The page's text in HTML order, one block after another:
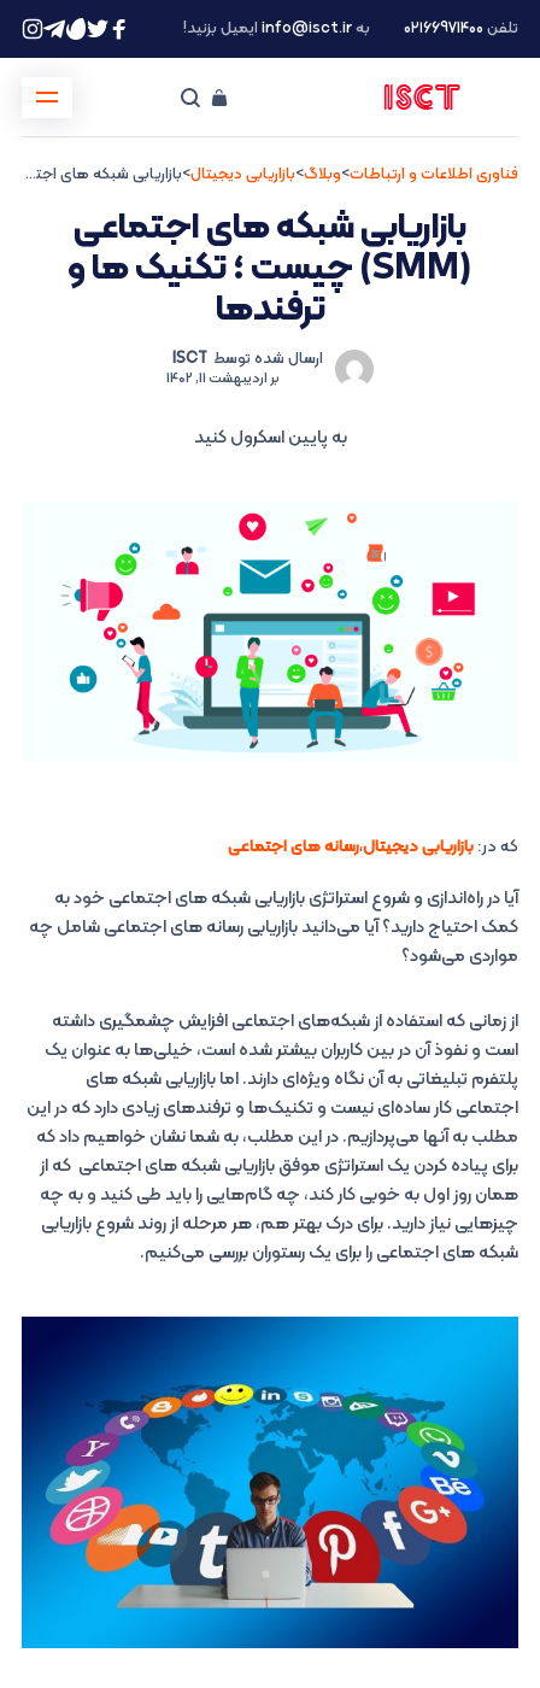
تلفن ۰۲۱66971400 بهinfo@isct.irایمیل بزنید!
فناوری اطلاعات و ارتباطات>وبلاگ>بازاریابی دیجیتال> بازاریابی شبکه های اجتماعی (SMM) چیست ؛ تکنیک ها و ترفندها
بازاریابی شبکه های اجتماعی
(SMM) چیست ؛ تکنیک ها و
ترفندها
ارسال شده توسط ISCT
براردیبهشت 11, 1402
به پایین اسکرول کنید
که در:بازاریابی دیجیتال،رسانه های اجتماعی
آیا در راه‌اندازی و شروع استراتژی بازاریابی شبکه های اجتماعی خود به
کمک احتیاج دارید؟ آیا می‌دانید بازاریابی رسانه های اجتماعی شامل چه
مواردی می‌شود؟
از زمانی که استفاده از شبکه‌های اجتماعی افزایش چشمگیری داشته
است و نفوذ آن در بین کاربران بیشتر شده است، خیلی‌ها به عنوان یک
پلتفرم تبلیغاتی به آن نگاه ویژه‌ای دارند. اما بازاریابی شبکه های
اجتماعی کار ساده‌ای نیست و تکنیک‌ها و ترفندهای زیادی دارد که در این
مطلب به آنها می‌پردازیم. در این مطلب، به شما نشان خواهیم داد که
برای پیاده کردن یک استراتژی موفق بازاریابی شبکه های اجتماعی که از
همان روز اول به خوبی کار کند، چه گام‌هایی را باید طی کنید و به چه
چیزهایی نیاز دارید. برای درک بهتر هم، هر مرحله از روند شروع بازاریابی
شبکه های اجتماعی را برای یک رستوران بررسی می‌کنیم.